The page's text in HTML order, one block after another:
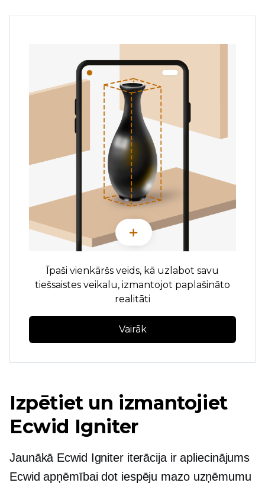
Īpaši vienkāršs veids, kā uzlabot savu
tiešsaistes veikalu, izmantojot paplašināto
realitāti
Vairāk
Izpētiet un izmantojiet
Ecwid Igniter
Jaunākā Ecwid Igniter iterācija ir apliecinājums
Ecwid apņēmībai dot iespēju mazo uzņēmumu